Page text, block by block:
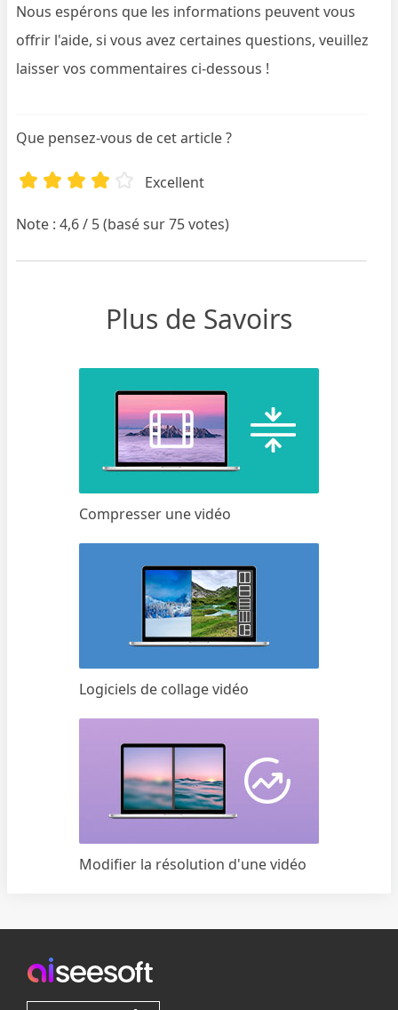
Nous espérons que les informations peuvent vous
offrir l'aide, si vous avez certaines questions, veuillez
laisser vos commentaires ci-dessous !
Que pensez-vous de cet article ?
Excellent
Note : 4,6 / 5 (basé sur 75 votes)
Plus de Savoirs
Compresser une vidéo
Logiciels de collage vidéo
Modifier la résolution d'une vidéo